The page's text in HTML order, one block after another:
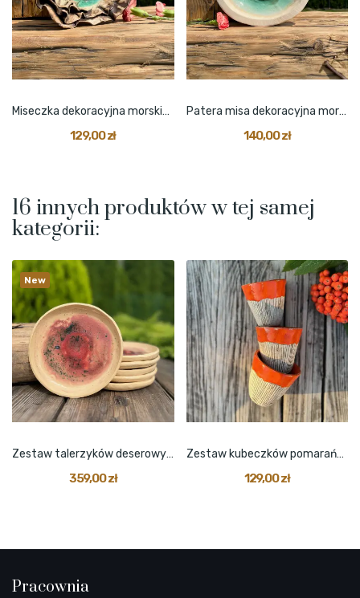
Miseczka dekoracyjna morskie oko mała
129,00 zł
Patera misa dekoracyjna morskie oko średnia
140,00 zł
16 innych produktów w tej samej
kategorii:
New
Zestaw talerzyków deserowych ciemny fiolet 6 szt.
359,00 zł
Zestaw kubeczków pomarańczowy z kreseczkami 3 szt.
129,00 zł
Pracownia